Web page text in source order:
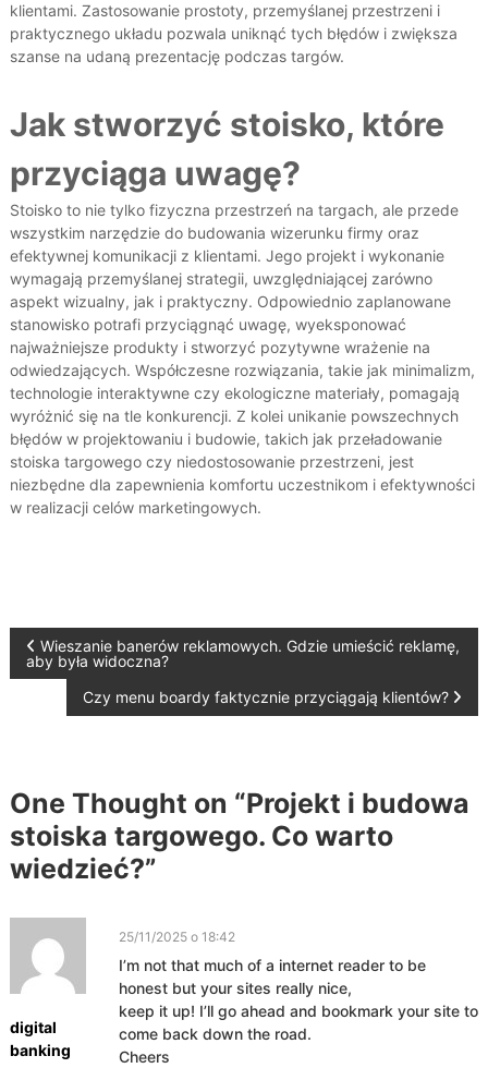
klientami​. Zastosowanie prostoty, przemyślanej przestrzeni i
praktycznego układu pozwala uniknąć tych błędów i zwiększa
szanse na udaną prezentację podczas targów.
Jak stworzyć stoisko, które
przyciąga uwagę?
Stoisko to nie tylko fizyczna przestrzeń na targach, ale przede
wszystkim narzędzie do budowania wizerunku firmy oraz
efektywnej komunikacji z klientami. Jego projekt i wykonanie
wymagają przemyślanej strategii, uwzględniającej zarówno
aspekt wizualny, jak i praktyczny. Odpowiednio zaplanowane
stanowisko potrafi przyciągnąć uwagę, wyeksponować
najważniejsze produkty i stworzyć pozytywne wrażenie na
odwiedzających. Współczesne rozwiązania, takie jak minimalizm,
technologie interaktywne czy ekologiczne materiały, pomagają
wyróżnić się na tle konkurencji. Z kolei unikanie powszechnych
błędów w projektowaniu i budowie, takich jak przeładowanie
stoiska targowego czy niedostosowanie przestrzeni, jest
niezbędne dla zapewnienia komfortu uczestnikom i efektywności
w realizacji celów marketingowych.
N
i
g
j
a
Wieszanie banerów reklamowych. Gdzie umieścić reklamę,
aby była widoczna?
Czy menu boardy faktycznie przyciągają klientów?
One Thought on “Projekt i budowa
stoiska targowego. Co warto
wiedzieć?”
digital
banking
25/11/2025 o 18:42
I’m not that much of a internet reader to be
honest but your sites really nice,
keep it up! I’ll go ahead and bookmark your site to
come back down the road.
Cheers